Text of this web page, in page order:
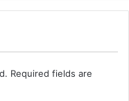
Required fields are